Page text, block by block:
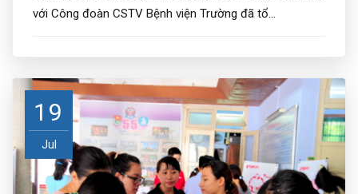
với Công đoàn CSTV Bệnh viện Trường đã tổ...
19
Jul